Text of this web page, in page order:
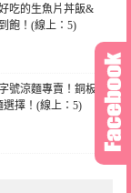
吃的生魚片丼飯&
飽！(線上：5)
號涼麵專賣！銅板
擇！(線上：5)